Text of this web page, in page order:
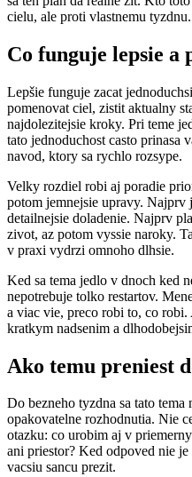
cielu, ale proti vlastnemu tyzdnu.
Co funguje lepsie a
Lepšie funguje zacat
pomenovat ciel, zistit aktualny
najdolezitejsie kroky. Pri teme
tato jednoduchost casto prinasa
navod, ktory sa rychlo rozsype.
Velky rozdiel robi aj poradie
potom jemnejsie upravy. Najprv
detailnejsie doladenie. Najprv
zivot, az potom vyssie naroky.
v praxi vydrzi omnoho dlhsie.
Ked sa tema jedlo v dnoch ked
nepotrebuje tolko restartov.
a viac vie, preco robi to, co
kratkym nadsenim a
Ako temu preniest
Do bezneho tyzdna sa tato tema
opakovatelne rozhodnutia. Nie
otazku: co urobim aj v
ani priestor? Ked odpoved nie
vacsiu sancu prezit.